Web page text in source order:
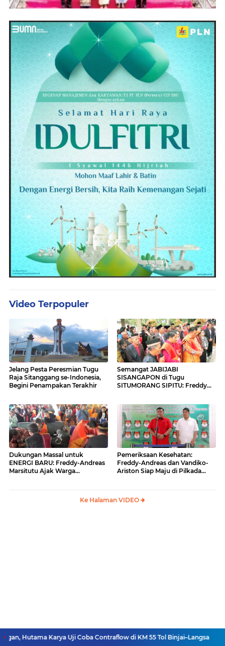
Video Terpopuler
Jelang Pesta Peresmian Tugu
Raja Sitanggang se-Indonesia,
Begini Penampakan Terakhir
Semangat JABIJABI
SISANGAPON di Tugu
SITUMORANG SIPITU: Freddy
Dukungan Massal untuk
ENERGI BARU: Freddy-Andreas
Marsitutu Ajak Warga
Pemeriksaan Kesehatan:
Freddy-Andreas dan Vandiko-
Ariston Siap Maju di Pilkada
Ke Halaman VIDEO
Uji Coba Contraflow di KM 55 Tol Binjai–Langsa Pengadilan